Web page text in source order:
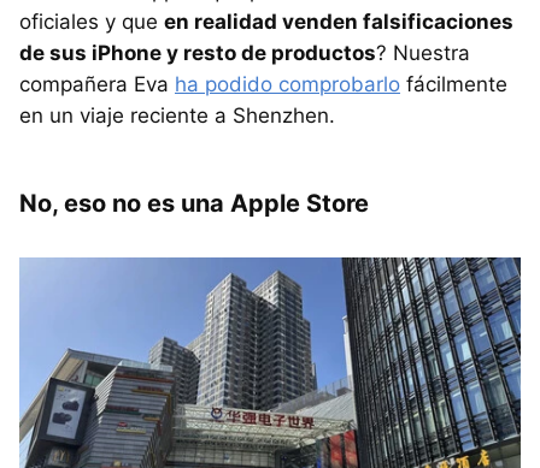
oficiales y que en realidad venden falsificaciones
de sus iPhone y resto de productos? Nuestra
compañera Eva ha podido comprobarlo fácilmente
en un viaje reciente a Shenzhen.
No, eso no es una Apple Store